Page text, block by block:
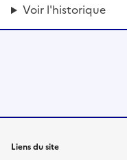
Voir l'historique
Liens du site